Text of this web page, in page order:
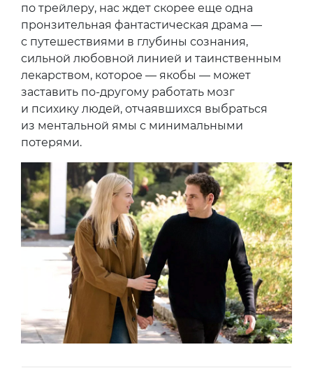
по трейлеру, нас ждет скорее еще одна
пронзительная фантастическая драма —
с путешествиями в глубины сознания,
сильной любовной линией и таинственным
лекарством, которое — якобы — может
заставить по-другому работать мозг
и психику людей, отчаявшихся выбраться
из ментальной ямы с минимальными
потерями.